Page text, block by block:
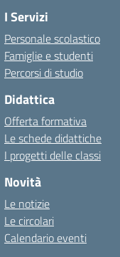
I Servizi
Personale scolastico
Famiglie e studenti
Percorsi di studio
Didattica
Offerta formativa
Le schede didattiche
I progetti delle classi
Novità
Le notizie
Le circolari
Calendario eventi